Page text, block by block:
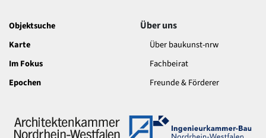
Objektsuche
Karte
Im Fokus
Epochen
Über uns
Über baukunst-nrw
Fachbeirat
Freunde & Förderer